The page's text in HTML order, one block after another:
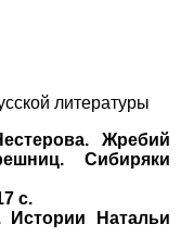
литературы
Жребий
Сибиряки
с.
Натальи